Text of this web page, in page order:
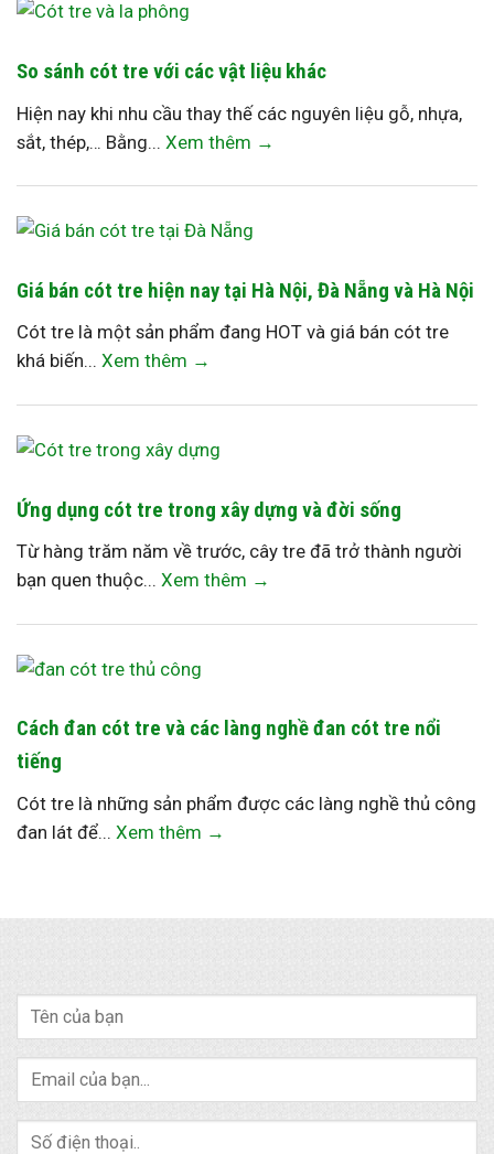
So sánh cót tre với các vật liệu khác
Hiện nay khi nhu cầu thay thế các nguyên liệu gỗ, nhựa,
sắt, thép,… Bằng... Xem thêm →
Giá bán cót tre hiện nay tại Hà Nội, Đà Nẵng và Hà Nội
Cót tre là một sản phẩm đang HOT và giá bán cót tre
khá biến... Xem thêm →
Ứng dụng cót tre trong xây dựng và đời sống
Từ hàng trăm năm về trước, cây tre đã trở thành người
bạn quen thuộc... Xem thêm →
Cách đan cót tre và các làng nghề đan cót tre nổi
tiếng
Cót tre là những sản phẩm được các làng nghề thủ công
đan lát để... Xem thêm →